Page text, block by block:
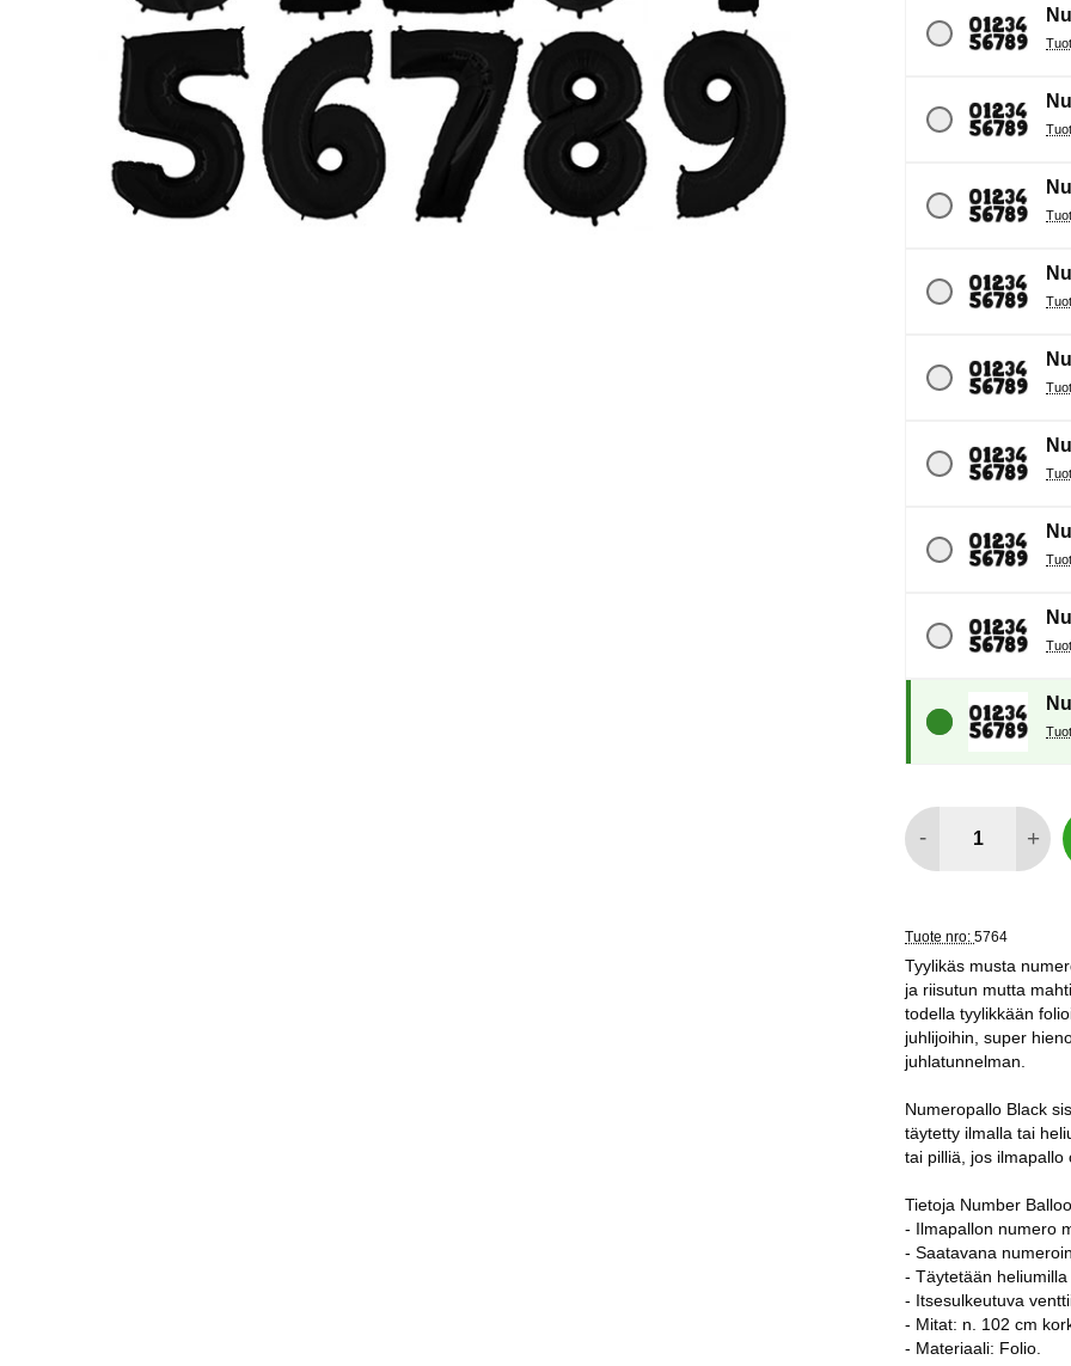
- +
Tuote nro: 5764
Tyylikäs musta
ja riisutun mutta
todella tyylikkään
juhlijoihin, super
juhlatunnelman.
Numeropallo Black
täytetty ilmalla tai
tai pilliä, jos ilmapallo
Tietoja Number
- Ilmapallon numero
- Saatavana
- Täytetään heliumilla
- Itsesulkeutuva
- Mitat: n. 102 cm
- Materiaali: Folio.